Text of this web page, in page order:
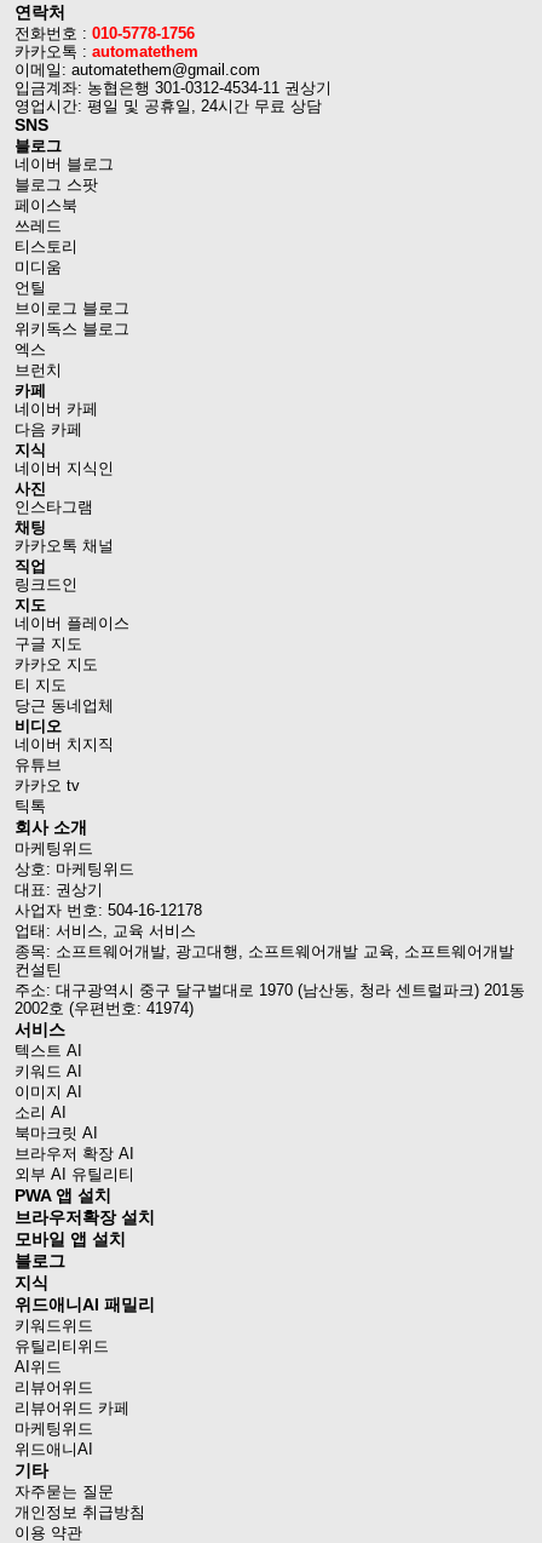
연락처
전화번호 : 010-5778-1756
카카오톡 : automatethem
이메일: automatethem@gmail.com
입금계좌: 농협은행 301-0312-4534-11 권상기
영업시간: 평일 및 공휴일, 24시간 무료 상담
SNS
블로그
네이버 블로그
블로그 스팟
페이스북
쓰레드
티스토리
미디움
언틸
브이로그 블로그
위키독스 블로그
엑스
브런치
카페
네이버 카페
다음 카페
지식
네이버 지식인
사진
인스타그램
채팅
카카오톡 채널
직업
링크드인
지도
네이버 플레이스
구글 지도
카카오 지도
티 지도
당근 동네업체
비디오
네이버 치지직
유튜브
카카오 tv
틱톡
회사 소개
마케팅위드
상호: 마케팅위드
대표: 권상기
사업자 번호: 504-16-12178
업태: 서비스, 교육 서비스
종목: 소프트웨어개발, 광고대행, 소프트웨어개발 교육, 소프트웨어개발
컨설틴
주소: 대구광역시 중구 달구벌대로 1970 (남산동, 청라 센트럴파크) 201동
2002호 (우편번호: 41974)
서비스
텍스트 AI
키워드 AI
이미지 AI
소리 AI
북마크릿 AI
브라우저 확장 AI
외부 AI 유틸리티
PWA 앱 설치
브라우저확장 설치
모바일 앱 설치
블로그
지식
위드애니AI 패밀리
키워드위드
유틸리티위드
AI위드
리뷰어위드
리뷰어위드 카페
마케팅위드
위드애니AI
기타
자주묻는 질문
개인정보 취급방침
이용 약관